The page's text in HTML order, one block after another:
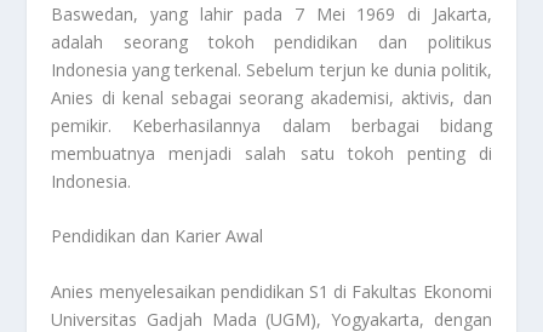
Baswedan, yang lahir pada 7 Mei 1969 di Jakarta,
adalah seorang tokoh pendidikan dan politikus
Indonesia yang terkenal. Sebelum terjun ke dunia politik,
Anies di kenal sebagai seorang akademisi, aktivis, dan
pemikir. Keberhasilannya dalam berbagai bidang
membuatnya menjadi salah satu tokoh penting di
Indonesia.
Pendidikan dan Karier Awal
Anies menyelesaikan pendidikan S1 di Fakultas Ekonomi
Universitas Gadjah Mada (UGM), Yogyakarta, dengan